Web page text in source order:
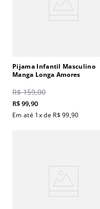
Pijama Infantil Masculino
Manga Longa Amores
R$ 159,00
R$99,90
Em até 1x de R$ 99,90